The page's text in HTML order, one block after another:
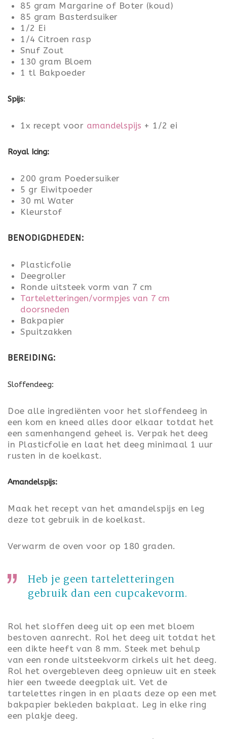
85 gram Margarine of Boter (koud)
85 gram Basterdsuiker
1/2 Ei
1/4 Citroen rasp
Snuf Zout
130 gram Bloem
1 tl Bakpoeder
Spijs:
1x recept voor amandelspijs + 1/2 ei
Royal Icing:
200 gram Poedersuiker
5 gr Eiwitpoeder
30 ml Water
Kleurstof
BENODIGDHEDEN:
Plasticfolie
Deegroller
Ronde uitsteek vorm van 7 cm
Tarteletteringen/vormpjes van 7 cm
doorsneden
Bakpapier
Spuitzakken
BEREIDING:
Sloffendeeg:
Doe alle ingrediënten voor het sloffendeeg in
een kom en kneed alles door elkaar totdat het
een samenhangend geheel is. Verpak het deeg
in Plasticfolie en laat het deeg minimaal 1 uur
rusten in de koelkast.
Amandelspijs:
Maak het recept van het amandelspijs en leg
deze tot gebruik in de koelkast.
Verwarm de oven voor op 180 graden.
Heb je geen tarteletteringen
gebruik dan een cupcakevorm.
Rol het sloffen deeg uit op een met bloem
bestoven aanrecht. Rol het deeg uit totdat het
een dikte heeft van 8 mm. Steek met behulp
van een ronde uitsteekvorm cirkels uit het deeg.
Rol het overgebleven deeg opnieuw uit en steek
hier een tweede deegplak uit. Vet de
tartelettes ringen in en plaats deze op een met
bakpapier bekleden bakplaat. Leg in elke ring
een plakje deeg.